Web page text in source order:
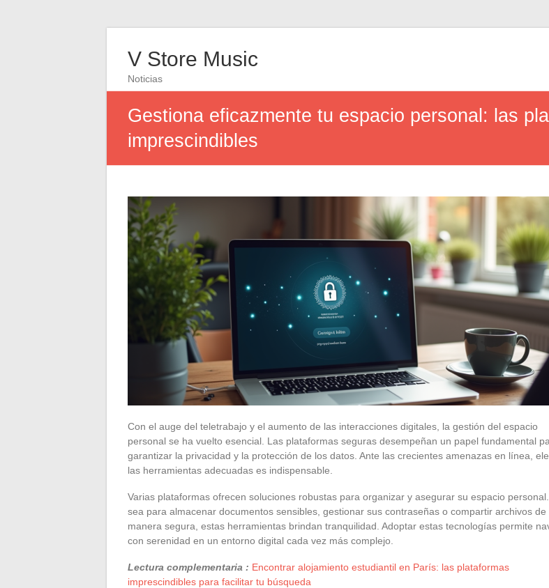
V Store Music
Noticias
Gestiona eficazmente tu espacio personal: las
imprescindibles
Con el auge del teletrabajo y el aumento de las interacciones digitales, la gestión del espacio
personal se ha vuelto esencial. Las plataformas seguras desempeñan un papel fundamental
garantizar la privacidad y la protección de los datos. Ante las crecientes amenazas en línea,
las herramientas adecuadas es indispensable.
Varias plataformas ofrecen soluciones robustas para organizar y asegurar su espacio
sea para almacenar documentos sensibles, gestionar sus contraseñas o compartir archivos de
manera segura, estas herramientas brindan tranquilidad. Adoptar estas tecnologías permite
con serenidad en un entorno digital cada vez más complejo.
Lectura complementaria : Encontrar alojamiento estudiantil en París: las plataformas
imprescindibles para facilitar tu búsqueda